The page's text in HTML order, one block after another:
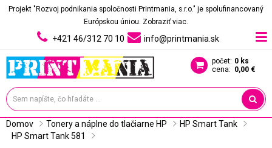
Projekt "Rozvoj podnikania spoločnosti Printmania, s.r.o." je spolufinancovaný
Európskou úniou. Zobraziť viac.
+421 46/312 70 10 info@printmania.sk
počet: 0 ks
cena: 0,00 €
Domov Tonery a náplne do tlačiarne HP
HP Smart Tank
HP Smart Tank 581